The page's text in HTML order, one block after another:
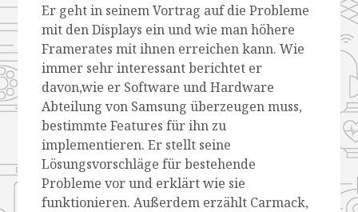
Er geht in seinem Vortrag auf die Probleme
mit den Displays ein und wie man höhere
Framerates mit ihnen erreichen kann. Wie
immer sehr interessant berichtet er
davon,wie er Software und Hardware
Abteilung von Samsung überzeugen muss,
bestimmte Features für ihn zu
implementieren. Er stellt seine
Lösungsvorschläge für bestehende
Probleme vor und erklärt wie sie
funktionieren. Außerdem erzählt Carmack,